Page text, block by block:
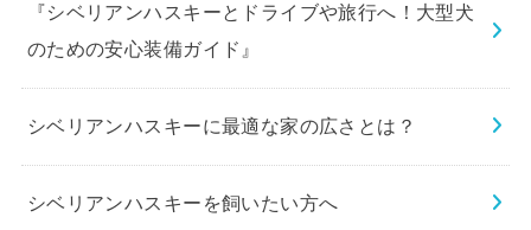
『シベリアンハスキーとドライブや旅行へ！大型犬
のための安心装備ガイド』
シベリアンハスキーに最適な家の広さとは？
シベリアンハスキーを飼いたい方へ